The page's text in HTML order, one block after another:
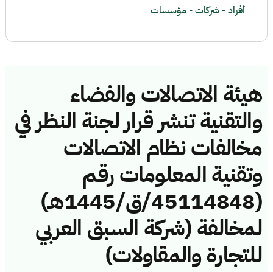
هيئة الاتصالات والفضاء
والتقنية تنشر قرار لجنة النظر في
مخالفات نظام الاتصالات
وتقنية المعلومات رقم
(45114848/ق/1445هـ)
لمخالفة (شركة السبق العربي
للتجارة والمقاولات)
أفراد - شركات - مؤسسات